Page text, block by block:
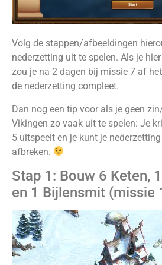
Volg de stappen/afbeeldingen
nederzetting uit te spelen. Als je
zou je na 2 dagen bij missie 7 af
de nederzetting compleet.
Dan nog een tip voor als je geen
Vikingen zo vaak uit te spelen: Je
5 uitspeelt en je kunt je
afbreken.
Stap 1: Bouw 6 Keten,
en 1 Bijlensmit (missie